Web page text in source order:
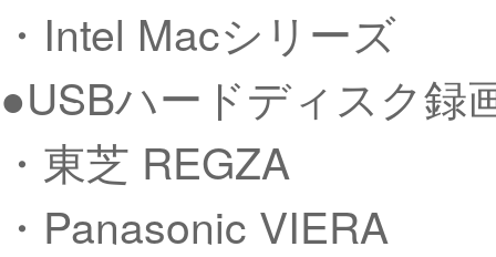
・Intel Macシリーズ
●USBハードディスク録
・東芝 REGZA
・Panasonic VIERA